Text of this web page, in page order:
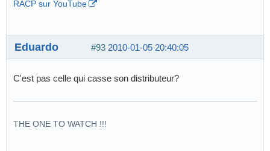
RACP sur YouTube
#93 2010-01-05 20:40:05
Eduardo
C'est pas celle qui casse son distributeur?
THE ONE TO WATCH !!!